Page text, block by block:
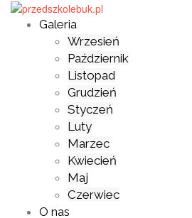
Skip
Galeria
Wrzesień
Październik
Listopad
Grudzień
Styczeń
Luty
Marzec
Kwiecień
Maj
Czerwiec
O nas